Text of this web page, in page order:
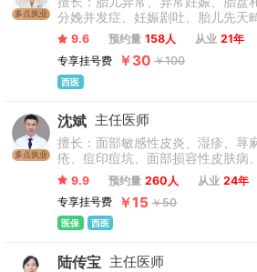
多点执业
分娩并发症、妊娠剧吐、胎儿先天
大胎儿、死胎、多胎妊娠、流产、
娠、前置胎盘、胎盘早剥、胎膜早
常、产褥感染、产后出血、产褥期
产科的围产期保健，高危产科的诊
产等技术。
9.6 预约量 158人 从业 21年
专享挂号费
￥30 ￥100
西医
多点执业
沈斌 主任医师
擅长：面部敏感性皮炎、湿疹、荨
疮、痘印痘坑、面部损容性皮肤病
色素障碍性疾病等中西医结合治疗。
9.9 预约量 260人 从业 24年
专享挂号费
￥15 ￥50
医保 西医
陆传宝 主任医师